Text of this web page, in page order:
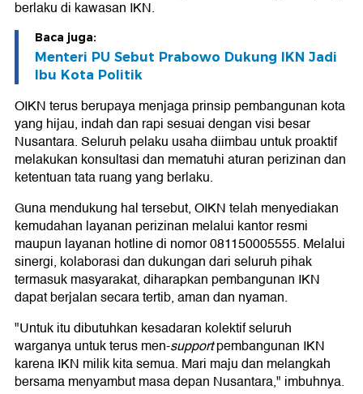
berlaku di kawasan IKN.
Baca juga:
Menteri PU Sebut Prabowo Dukung IKN Jadi
Ibu Kota Politik
OIKN terus berupaya menjaga prinsip pembangunan kota
yang hijau, indah dan rapi sesuai dengan visi besar
Nusantara. Seluruh pelaku usaha diimbau untuk proaktif
melakukan konsultasi dan mematuhi aturan perizinan dan
ketentuan tata ruang yang berlaku.
Guna mendukung hal tersebut, OIKN telah menyediakan
kemudahan layanan perizinan melalui kantor resmi
maupun layanan hotline di nomor 081150005555. Melalui
sinergi, kolaborasi dan dukungan dari seluruh pihak
termasuk masyarakat, diharapkan pembangunan IKN
dapat berjalan secara tertib, aman dan nyaman.
"Untuk itu dibutuhkan kesadaran kolektif seluruh
warganya untuk terus men-supportpembangunan IKN
karena IKN milik kita semua. Mari maju dan melangkah
bersama menyambut masa depan Nusantara," imbuhnya.